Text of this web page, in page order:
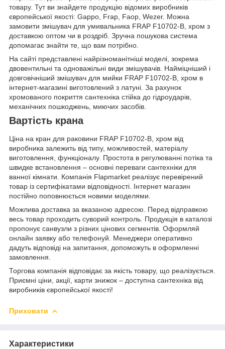
товару. Тут ви знайдете продукцію відомих виробників
європейської якості: Gappo, Frap, Faop, Wezer. Можна
замовити змішувач для умивальника FRAP F10702-B, хром з
доставкою оптом чи в роздріб. Зручна пошукова система
допомагає знайти те, що вам потрібно.
На сайті представлені найрізноманітніші моделі, зокрема
двовентильні та одноважільні види змішувачів. Найміцніший і
довговічніший змішувач для мийки FRAP F10702-B, хром в
інтернет-магазині виготовлений з латуні. За рахунок
хромованого покриття сантехніка стійка до гідроударів,
механічних пошкоджень, миючих засобів.
Вартість крана
Ціна на кран для раковини FRAP F10702-B, хром від
виробника залежить від типу, можливостей, матеріалу
виготовлення, функціоналу. Простота в регулюванні потіка та
швидке встановлення – основні переваги сантехніки для
ванної кімнати. Компанія Flapmarket реалізує перевірений
товар із сертифікатами відповідності. Інтернет магазин
постійно поповнюється новими моделями.
Можлива доставка за вказаною адресою. Перед відправкою
весь товар проходить суворий контроль. Продукція в каталозі
пропонує санвузли з різних цінових сегментів. Оформляй
онлайн заявку або телефонуй. Менеджери оперативно
дадуть відповіді на запитання, допоможуть в оформленні
замовлення.
Торгова компанія відповідає за якість товару, що реалізується.
Приємні ціни, акції, карти знижок – доступна сантехніка від
виробників європейської якості!
Приховати
Характеристики